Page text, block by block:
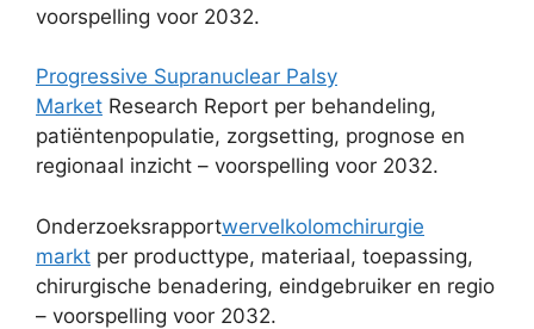
voorspelling voor 2032.
Progressive Supranuclear Palsy
Market Research Report per behandeling,
patiëntenpopulatie, zorgsetting, prognose en
regionaal inzicht – voorspelling voor 2032.
Onderzoeksrapportwervelkolomchirurgie
markt per producttype, materiaal, toepassing,
chirurgische benadering, eindgebruiker en regio
– voorspelling voor 2032.